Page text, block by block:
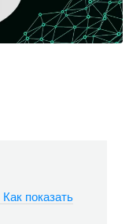
показать